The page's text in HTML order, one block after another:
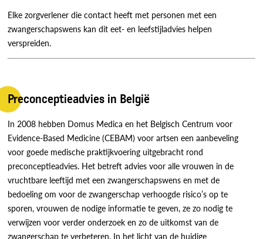
Elke zorgverlener die contact heeft met personen met een
zwangerschapswens kan dit eet- en leefstijladvies helpen
verspreiden.
Preconceptieadvies in België
In 2008 hebben Domus Medica en het Belgisch Centrum voor
Evidence-Based Medicine (CEBAM) voor artsen een aanbeveling
voor goede medische praktijkvoering uitgebracht rond
preconceptieadvies. Het betreft advies voor alle vrouwen in de
vruchtbare leeftijd met een zwangerschapswens en met de
bedoeling om voor de zwangerschap verhoogde risico’s op te
sporen, vrouwen de nodige informatie te geven, ze zo nodig te
verwijzen voor verder onderzoek en zo de uitkomst van de
zwangerschap te verbeteren. In het licht van de huidige